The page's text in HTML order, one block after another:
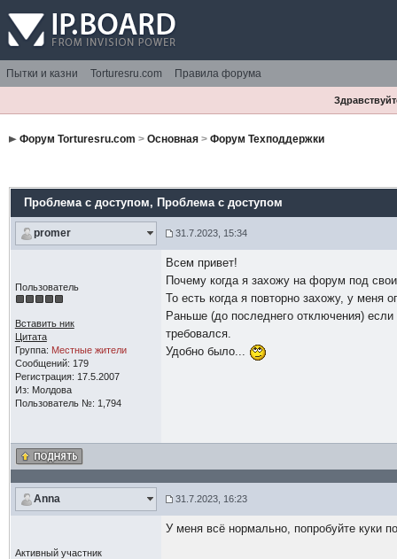
Пытки и казни Torturesru.com Правила форума
Форум Torturesru.com > Основная> Форум Техподдержки
Проблема с доступом, Проблема с доступом
promer 31.7.2023, 15:34
Пользователь
Вставить ник
Цитата
Группа: Местные жители
Сообщений: 179
Регистрация: 17.5.2007
Из: Молдова
Пользователь №: 1,794
Всем привет!
Почему когда я захожу на форум под
То есть когда я повторно захожу, у меня
Раньше (до последнего отключения)
требовался.
Удобно было...
Anna 31.7.2023, 16:23
Активный участник
У меня всё нормально, попробуйте куки